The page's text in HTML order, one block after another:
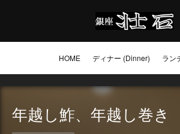
HOME ディナー (Dinner) ラン
アクセス・ご予約 (Access / Reservations) ワイン (Wine)
壮石の心 (Our Philosophy)
年越し鮓、年越し巻き